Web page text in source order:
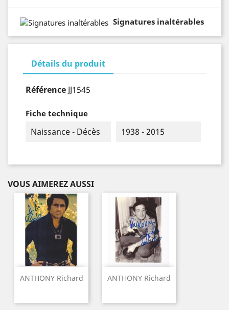
Signatures inaltérables
Détails du produit
Référence JJ1545
Fiche technique
Naissance - Décès 1938 - 2015
VOUS AIMEREZ AUSSI
ANTHONY Richard ANTHONY Richard